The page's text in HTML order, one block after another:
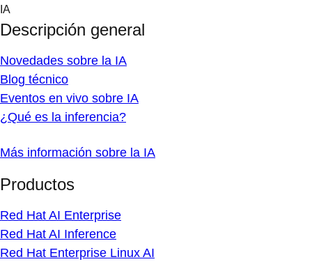
Skip
content
IA
Descripción general
Novedades sobre la IA
Blog técnico
Eventos en vivo sobre IA
¿Qué es la inferencia?
Más información sobre la IA
Productos
Red Hat AI Enterprise
Red Hat AI Inference
Red Hat Enterprise Linux AI